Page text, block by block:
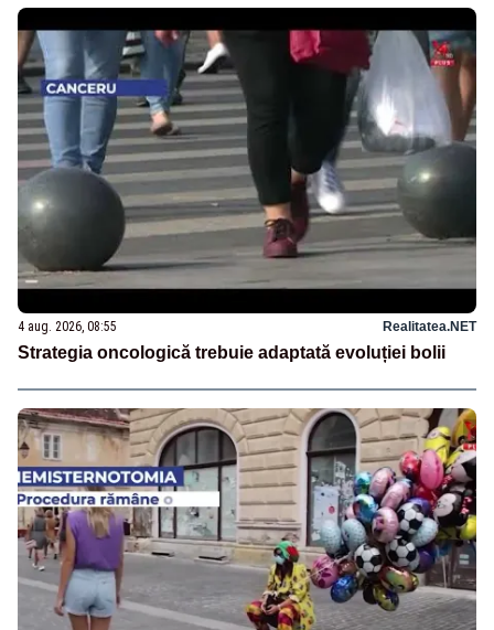
4 aug. 2026, 08:55 Realitatea.NET
Strategia oncologică trebuie adaptată evoluției bolii